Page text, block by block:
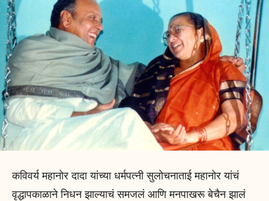
कविवर्य महानोर दादा यांच्या धर्मपत्नी सुलोचनाताई महानोर यांचं
वृद्धापकाळाने निधन झाल्याचं समजलं आणि मनपाखरू बेचैन झालं